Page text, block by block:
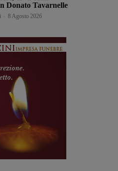
Donato Tavarnelle
8 Agosto 2026